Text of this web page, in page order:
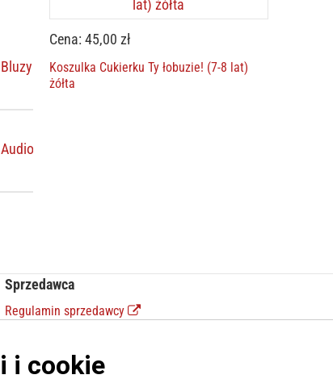
Bluzy
Audiobooki
Cena: 45,00 zł
Koszulka Cukierku Ty łobuzie! (7-8 lat)
żółta
Sprzedawca
Regulamin sprzedawcy
Kontakt